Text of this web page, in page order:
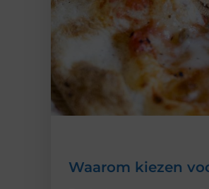
Waarom kiezen